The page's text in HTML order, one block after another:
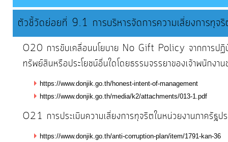
ตัวชี้วัดย่อยที่ 9.1 การบริหารจัดการความเสี่ยงการทุจ
O20 การขับเคลื่อนนโยบาย No Gift Policy จากการปฏิบั
ทรัพย์สินหรือประโยชน์อื่นใดโดยธรรมจรรยาของเจ้าพนักงา
https://www.donjik.go.th/honest-intent-of-management
https://www.donjik.go.th/media/k2/attachments/013-1.pdf
O21 การประเมินความเสี่ยงการทุจริตในหน่วยงานภาครั
https://www.donjik.go.th/anti-corruption-plan/item/1791-kan-36